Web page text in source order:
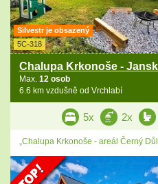
Silvestr je obsazený
5C-318
Chalupa Krkonoše -
Max. 12 osob
6.6 km vzdušně od Vrchlabí
5x 2x
„Chalupa Krkonoše - areál Černý